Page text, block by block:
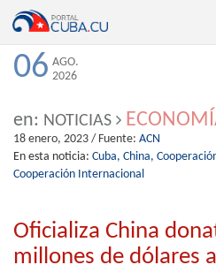
06 AGO.
2026
en: NOTICIAS
18 enero, 2023 / Fuente: ACN
En esta noticia: Cuba, China,
Cooperación Internacional
Oficializa China
millones de dólares